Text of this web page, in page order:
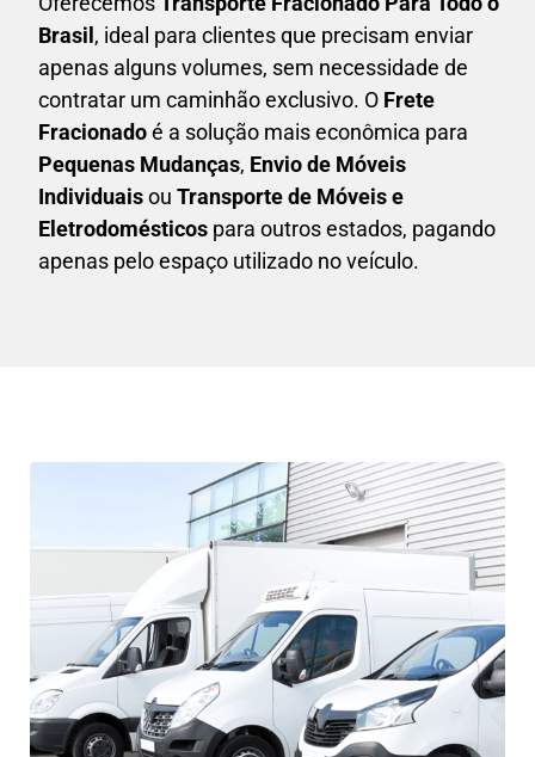
Brasil , ideal para clientes que precisam enviar
apenas alguns volumes, sem necessidade de
contratar um caminhão exclusivo. O Frete
Fracionadoé a solução mais econômica para
Pequenas Mudanças, Envio de Móveis
Individuaisou Transporte de Móveis e
Eletrodomésticos para outros estados, pagando
apenas pelo espaço utilizado no veículo.